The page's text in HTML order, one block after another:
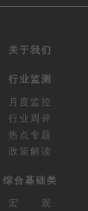
关于我们
行业监测
月度监控
行业周评
热点专题
政策解读
综合基础类
宏 观